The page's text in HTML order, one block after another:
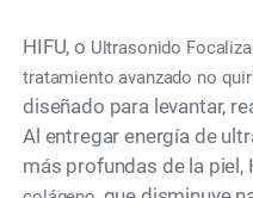
HIFU, o Ultrasonido
tratamiento avanzado no
diseñado para levantar,
Al entregar energía de
más profundas de la piel,